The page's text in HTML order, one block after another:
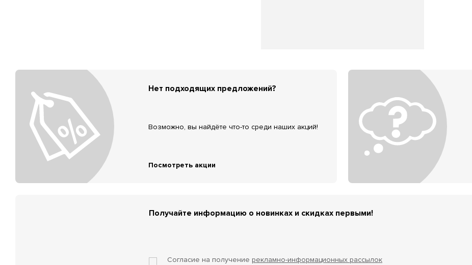
Нет подходящих предложений?
Возможно, вы найдёте что-то среди наших акций!
Посмотреть акции
Получайте информацию о новинках и скидках первыми!
Согласие на получение рекламно-информационных рассылок